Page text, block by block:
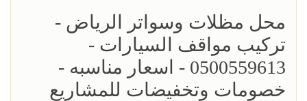
محل مظلات وسواتر الرياض -
تركيب مواقف السيارات -
0500559613 - اسعار مناسبه -
خصومات وتخفيضات للمشاريع